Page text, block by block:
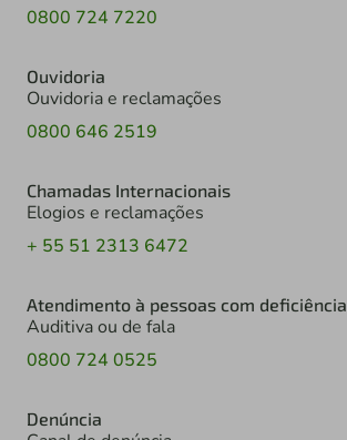
0800 724 7220
Ouvidoria
Ouvidoria e reclamações
0800 646 2519
Chamadas Internacionais
Elogios e reclamações
+ 55 51 2313 6472
Atendimento à pessoas com deficiência
Auditiva ou de fala
0800 724 0525
Denúncia